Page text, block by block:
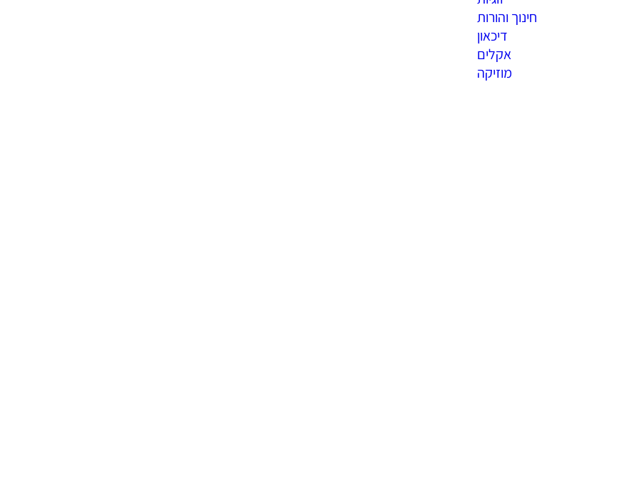
חינוך והורות
דיכאון
אקלים
מוזיקה